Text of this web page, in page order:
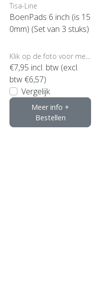
Tisa-Line
BoenPads 6 inch (is 15
0mm) (Set van 3 stuks)
€7,95 incl. btw (excl.
btw €6,57)
Vergelijk
Meer info +
Bestellen